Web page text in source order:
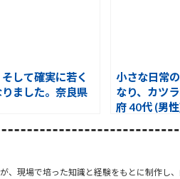
して確実に若く
ました。奈良県
小さな日常
なり、カツ
府 40代 (男
、現場で培った知識と経験をもとに制作し